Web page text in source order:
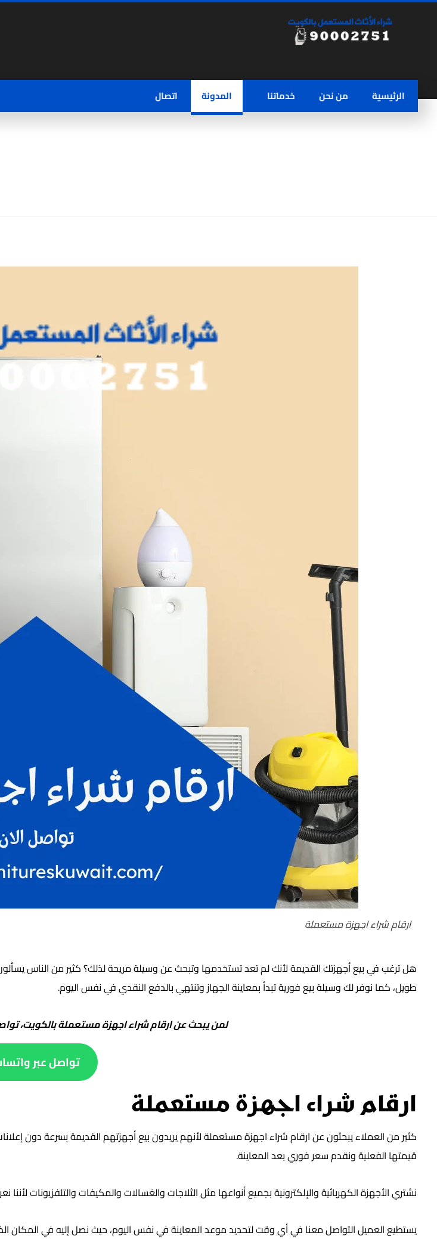
الرئيسية من نحن خدماتنا المدونة اتصال
ارقام شراء اجهزة مستعملة
هل ترغب في بيع أجهزتك القديمة لأنك لم تعد تستخدمها وتبحث عن وسيلة مريحة لذلك؟ كثير من الناس
طويل، كما نوفر لك وسيلة بيع فورية تبدأ بمعاينة الجهاز وتنتهي بالدفع النقدي في نفس اليوم.
لمن يبحث عن ارقام شراء اجهزة مستعملة بالكويت،
تواصل عبر
ارقام شراء اجهزة مستعملة
كثير من العملاء يبحثون عن ارقام شراء اجهزة مستعملة لأنهم يريدون بيع أجهزتهم القديمة بسرعة دون
قيمتها الفعلية ونقدم سعر فوري بعد المعاينة.
نشتري الأجهزة الكهربائية والإلكترونية بجميع أنواعها مثل الثلاجات والغسالات والمكيفات
يستطيع العميل التواصل معنا في أي وقت لتحديد موعد المعاينة في نفس اليوم، حيث نصل إليه في المكان